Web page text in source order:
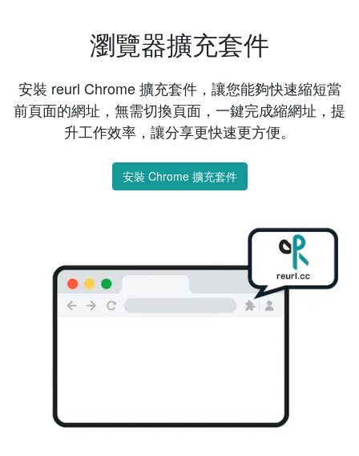
瀏覽器擴充套件
安裝 reurl Chrome 擴充套件，讓您能夠快速縮短當
前頁面的網址，無需切換頁面，一鍵完成縮網址，提
升工作效率，讓分享更快速更方便。
安裝 Chrome 擴充套件